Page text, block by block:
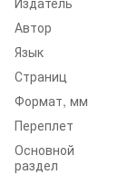
Автор
Язык
Страниц
Формат, мм
Переплет
Основной
раздел